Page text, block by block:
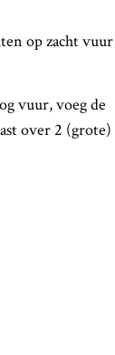
op zacht vuur
vuur, voeg de
over 2 (grote)